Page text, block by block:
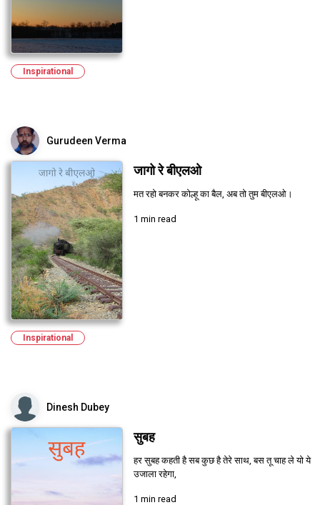
Inspirational
Gurudeen Verma
जागो रे बीएलओ
मत रहो बनकर कोल्हू का बैल, अब तो तुम बीएलओ।
1 min read
Inspirational
Dinesh Dubey
सुबह
हर सुबह कहती है सब कुछ है तेरे साथ, बस तू चाह ले यो ये
उजाला रहेगा,
1 min read